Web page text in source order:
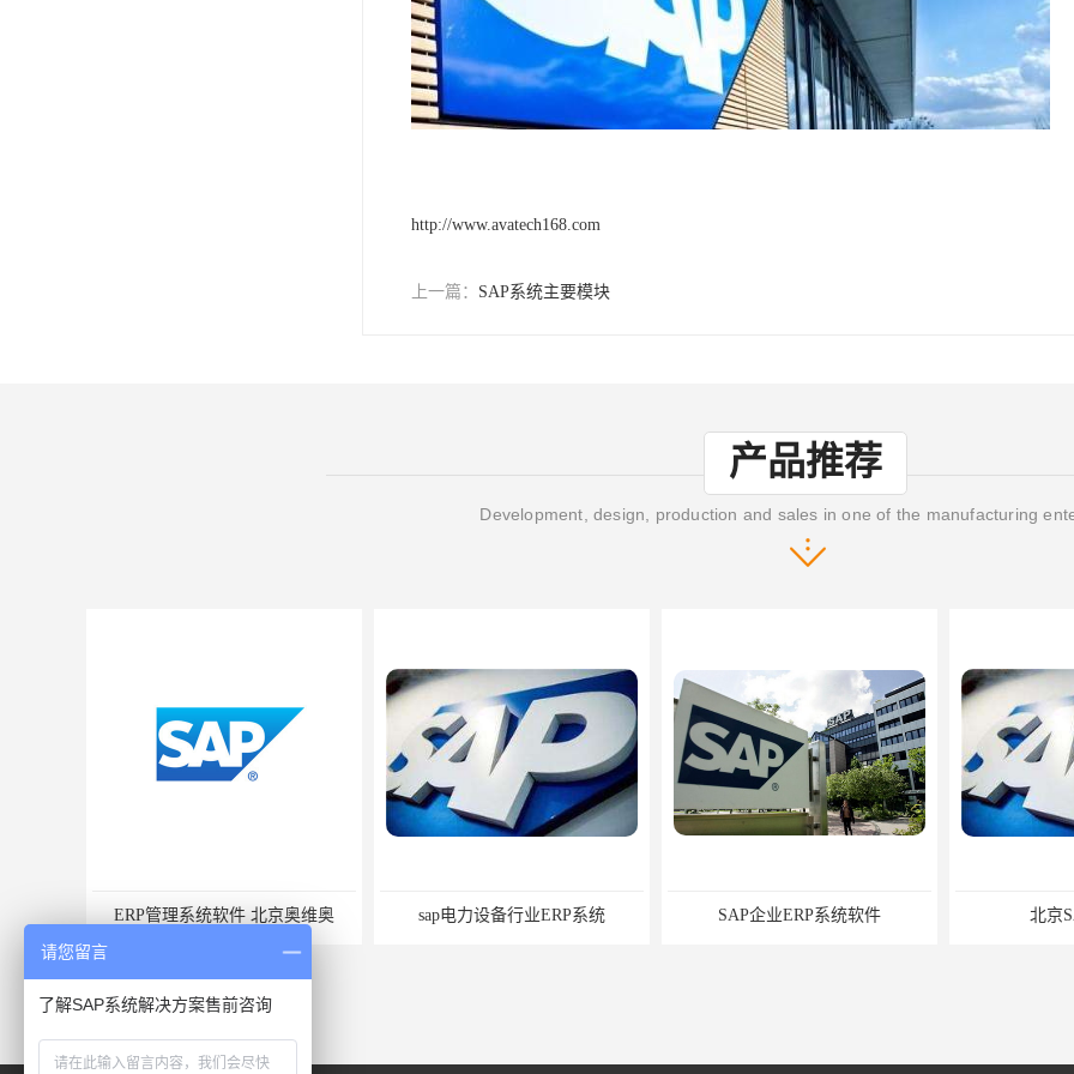
http://www.avatech168.com
上一篇： SAP系统主要模块
产品推荐
Development, design, production and sales in one of the manufacturing
ERP管理系统软件 北京奥维奥 sap电力设备行业ERP系统 SAP企业ERP系统软件 北京SAP代
请您留言
了解SAP系统解决方案售前咨询